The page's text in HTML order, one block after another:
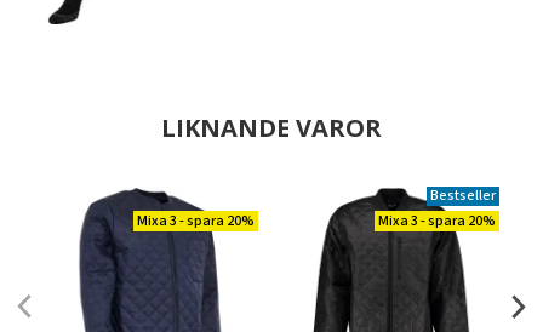
LIKNANDE VAROR
Mixa 3 - spara 20%
Bestseller
Mixa 3 - spara 20%